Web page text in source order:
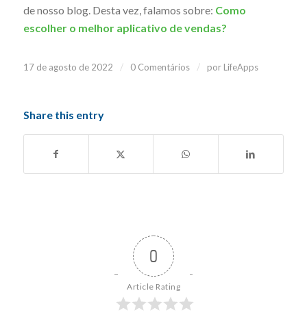
de nosso blog. Desta vez, falamos sobre: Como
escolher o melhor aplicativo de vendas?
17 de agosto de 2022 / 0 Comentários / por LifeApps
Share this entry
0
Article Rating